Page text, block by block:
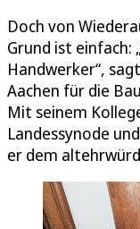
Doch von
Grund ist einfach:
Handwerker“,
Aachen für die
Mit seinem
Landessynode
er dem